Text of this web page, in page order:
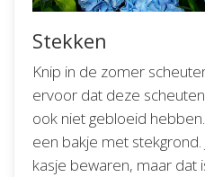
Stekken
Knip in de zomer
ervoor dat deze
ook niet gebloeid
een bakje met stekgrond.
kasje bewaren, maar dat